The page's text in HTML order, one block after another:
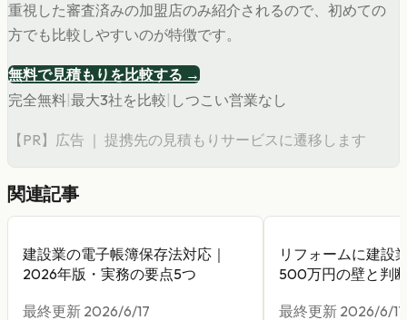
重視した審査済みの加盟店のみ紹介されるので、初めての
方でも比較しやすいのが特徴です。
無料で見積もりを比較する →
完全無料 最大3社を比較 しつこい営業なし
【PR】広告 ｜ 提携先の見積もりサービスに遷移します
関連記事
建設業の電子帳簿保存法対応｜
2026年版・実務の要点5つ
最終更新 2026/6/17
リフォームに建設
500万円の壁と判
最終更新 2026/6/17